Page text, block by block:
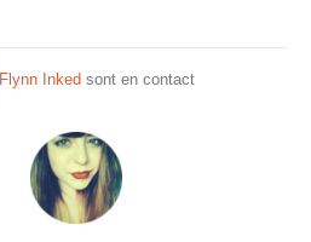
Flynn Inked sont en contact